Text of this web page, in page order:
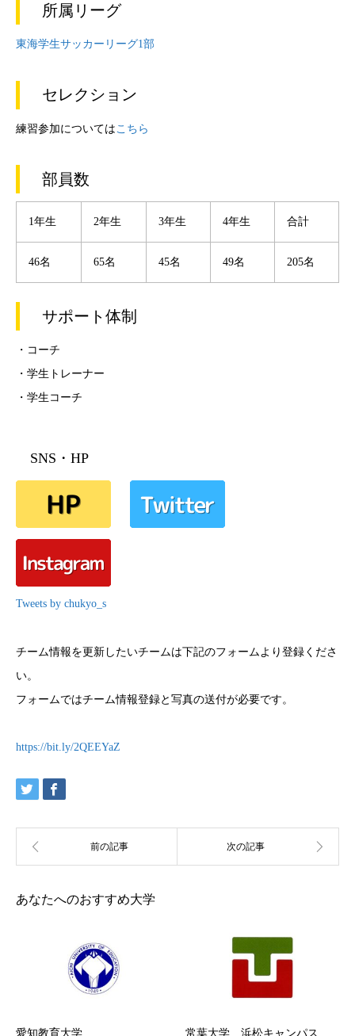
所属リーグ
東海学生サッカーリーグ1部
セレクション
練習参加については こちら
部員数
1年生 2年生 3年生 4年生 合計
46名 65名 45名 49名 205名
サポート体制
・コーチ
・学生トレーナー
・学生コーチ
SNS・HP
Tweets by chukyo_s
チーム情報を更新したいチームは下記のフォームより登録くださ
い。
フォームではチーム情報登録と写真の送付が必要です。
https://bit.ly/2QEEYaZ
あなたへのおすすめ大学
愛知教育大学 常葉大学 浜松キャンパス